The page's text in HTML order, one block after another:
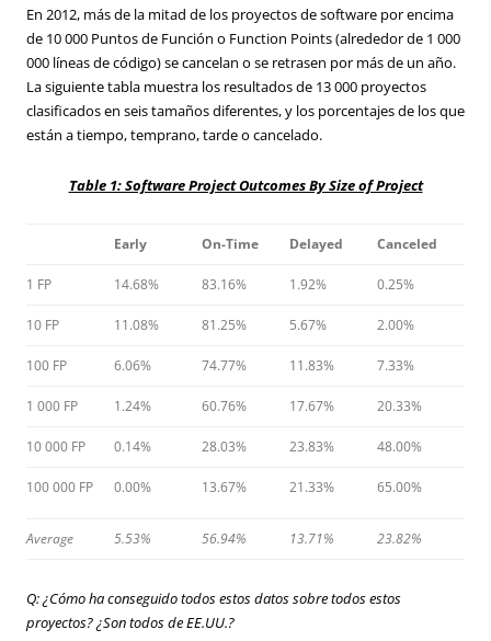
En 2012, más de la mitad de los proyectos de software por encima
de 10 000 Puntos de Función o Function Points (alrededor de 1 000
000 líneas de código) se cancelan o se retrasen por más de un año.
La siguiente tabla muestra los resultados de 13 000 proyectos
clasificados en seis tamaños diferentes, y los porcentajes de los que
están a tiempo, temprano, tarde o cancelado.
Table 1: Software Project Outcomes By Size of Project
Early On-Time Delayed Canceled
1 FP 14.68% 83.16% 1.92% 0.25%
10 FP 11.08% 81.25% 5.67% 2.00%
100 FP 6.06% 74.77% 11.83% 7.33%
1 000 FP 1.24% 60.76% 17.67% 20.33%
10 000 FP 0.14% 28.03% 23.83% 48.00%
100 000 FP 0.00% 13.67% 21.33% 65.00%
Average 5.53% 56.94% 13.71% 23.82%
Q: ¿Cómo ha conseguido todos estos datos sobre todos estos
proyectos? ¿Son todos de EE.UU.?